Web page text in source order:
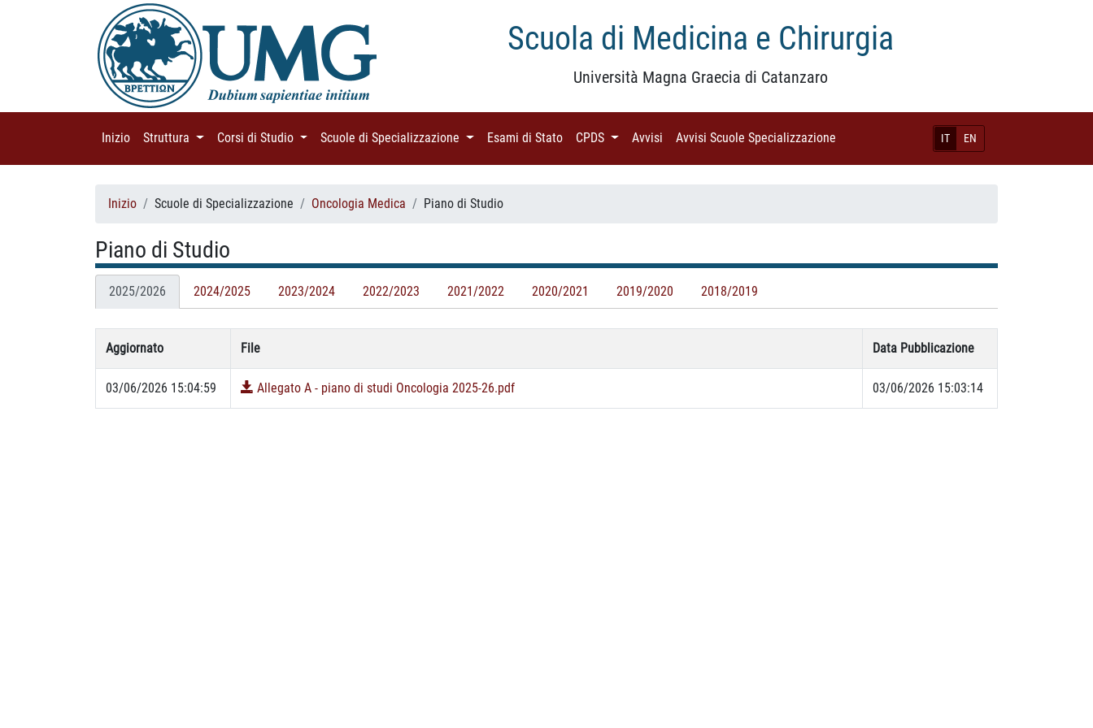
Scuola di Medicina e Chirurgia
Università Magna Graecia di Catanzaro
IT EN
Inizio (current)
Struttura (current)Corsi di Studio (current)Scuole di Specializzazione (current)Esami di Stato (current)
CPDS (current)
Avvisi (current)
Avvisi Scuole Specializzazione
Inizio Scuole di Specializzazione Oncologia Medica Piano di Studio
Piano di Studio
2025/2026 2024/2025 2023/2024 2022/2023 2021/2022 2020/2021 2019/2020 2018/2019
Aggiornato File Data Pubblicazione
03/06/2026 15:04:59 Allegato A - piano di studi Oncologia 2025-26.pdf 03/06/2026 15:03:14